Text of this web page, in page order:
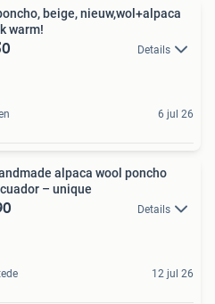
beige, nieuw,wol+alpaca
warm!
Details
6 jul 26
alpaca wool poncho
– unique
Details
12 jul 26